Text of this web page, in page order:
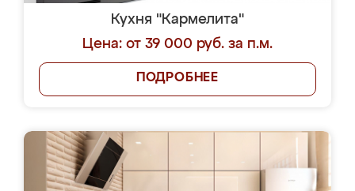
Кухня "Кармелита"
Цена: от 39 000 руб. за п.м.
ПОДРОБНЕЕ